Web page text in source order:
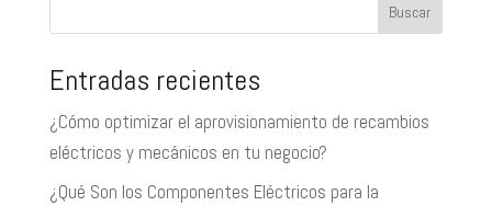
Buscar
Entradas recientes
¿Cómo optimizar el aprovisionamiento de recambios
eléctricos y mecánicos en tu negocio?
¿Qué Son los Componentes Eléctricos para la